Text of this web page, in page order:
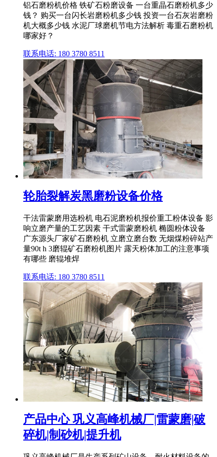
铝石磨粉机价格 铁矿石粉磨设备 一台重晶石磨粉机多少
钱？ 购买一台闪长岩磨粉机多少钱 投资一台石灰岩磨粉
机大概多少钱 水泥厂球磨机节电方法解析 毒重石磨粉机
哪家好？
联系电话: 180 3780 8511
轮胎裂解炭黑磨粉设备价格
干法雷蒙磨用选粉机 电石泥磨粉机报价重工粉体设备 影
响立磨产量的工艺因素 干式雷蒙磨粉机 椭圆粉体设备
广东源头厂家矿石磨粉机 立磨立磨台数 无烟煤粉碎站产
量90t h 3磨辊矿石磨粉机图片 露天粉体加工的注意事项
有哪些 磨辊堆焊
联系电话: 180 3780 8511
产品中心 巩义高峰机械厂|雷蒙磨|破
碎机|制砂机|提升机